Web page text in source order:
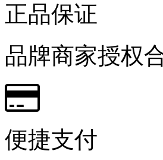
正品保证
品牌商家授权
便捷支付